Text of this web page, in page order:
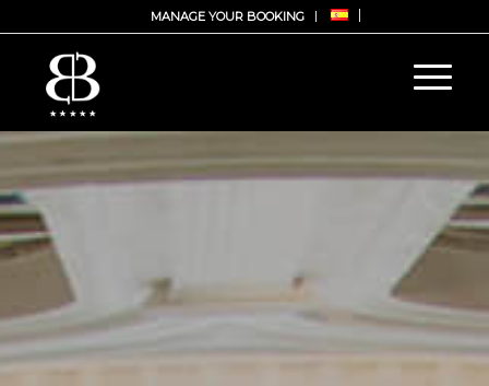
MANAGE YOUR BOOKING